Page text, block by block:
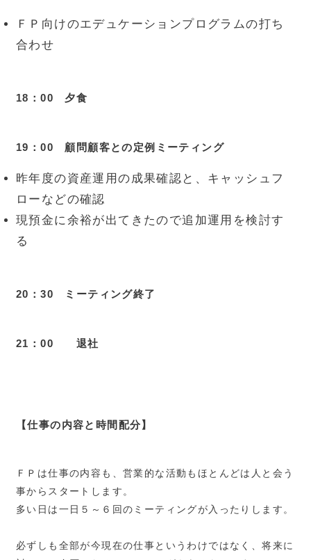
ＦＰ向けのエデュケーションプログラムの打ち
合わせ
18：00 夕食
19：00 顧問顧客との定例ミーティング
昨年度の資産運用の成果確認と、キャッシュフ
ローなどの確認
現預金に余裕が出てきたので追加運用を検討す
る
20：30 ミーティング終了
21：00 退社
【仕事の内容と時間配分】
ＦＰは仕事の内容も、営業的な活動もほとんどは人と会う
事からスタートします。
多い日は一日５～６回のミーティングが入ったりします。
必ずしも全部が今現在の仕事というわけではなく、将来に